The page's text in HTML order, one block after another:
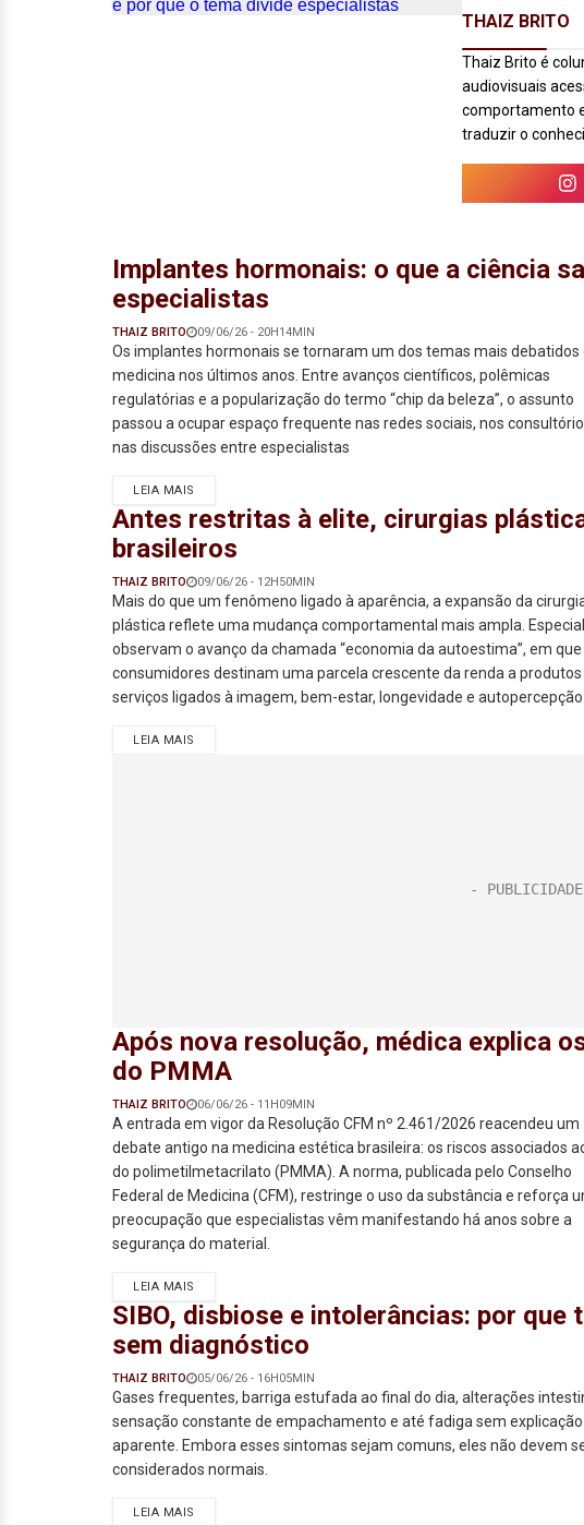
THAIZ BRITO
Thaiz Brito é
audiovisuais
comportamento
traduzir o
Implantes hormonais: o que a ciência
especialistas
THAIZ BRITO 09/06/26 - 20H14MIN
Os implantes hormonais se tornaram um dos temas mais debatidos
medicina nos últimos anos. Entre avanços científicos, polêmicas
regulatórias e a popularização do termo “chip da beleza”, o assunto
passou a ocupar espaço frequente nas redes sociais, nos
nas discussões entre especialistas
LEIA MAIS
Antes restritas à elite, cirurgias
brasileiros
THAIZ BRITO 09/06/26 - 12H50MIN
Mais do que um fenômeno ligado à aparência, a expansão da
plástica reflete uma mudança comportamental mais ampla.
observam o avanço da chamada “economia da autoestima”, em que
consumidores destinam uma parcela crescente da renda a produtos
serviços ligados à imagem, bem-estar, longevidade e autopercepção
LEIA MAIS
Após nova resolução, médica explica
do PMMA
THAIZ BRITO 06/06/26 - 11H09MIN
A entrada em vigor da Resolução CFM nº 2.461/2026 reacendeu um
debate antigo na medicina estética brasileira: os riscos associados
do polimetilmetacrilato (PMMA). A norma, publicada pelo Conselho
Federal de Medicina (CFM), restringe o uso da substância e reforça
preocupação que especialistas vêm manifestando há anos sobre a
segurança do material.
LEIA MAIS
SIBO, disbiose e intolerâncias: por
sem diagnóstico
THAIZ BRITO 05/06/26 - 16H05MIN
Gases frequentes, barriga estufada ao final do dia, alterações
sensação constante de empachamento e até fadiga sem explicação
aparente. Embora esses sintomas sejam comuns, eles não devem
considerados normais.
LEIA MAIS